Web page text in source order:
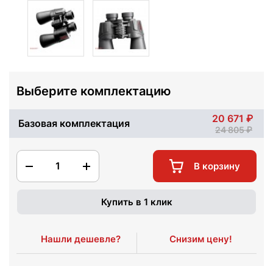
Выберите комплектацию
Базовая комплектация 20 671
24 805
1 В корзину
Купить в 1 клик
Нашли дешевле? Снизим цену!